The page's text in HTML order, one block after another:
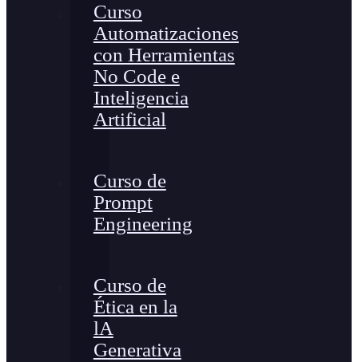
Curso
Automatizaciones
con Herramientas
No Code e
Inteligencia
Artificial
Curso de
Prompt
Engineering
Curso de
Ética en la
lA
Generativa